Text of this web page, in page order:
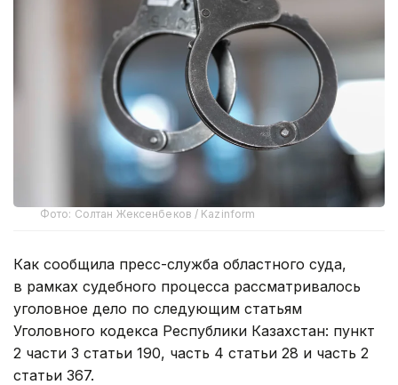
Фото: Солтан Жексенбеков / Kazinform
Как сообщила пресс-служба областного суда,
в рамках судебного процесса рассматривалось
уголовное дело по следующим статьям
Уголовного кодекса Республики Казахстан: пункт
2 части 3 статьи 190, часть 4 статьи 28 и часть 2
статьи 367.